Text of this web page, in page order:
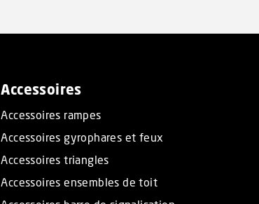
Accessoires
Accessoires rampes
Accessoires gyrophares et feux
Accessoires triangles
Accessoires ensembles de toit